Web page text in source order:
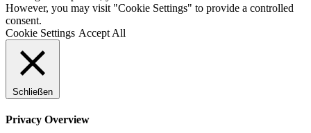
However, you may visit "Cookie Settings" to provide a controlled
consent.
Cookie Settings Accept All
Schließen
Privacy Overview